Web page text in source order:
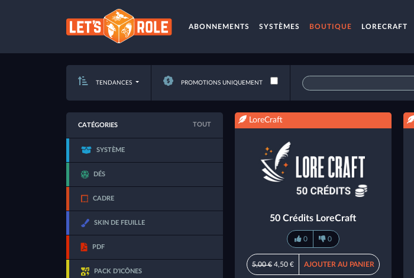
ABONNEMENTS SYSTÈMES BOUTIQUE LORECRAFT
TENDANCES PROMOTIONS UNIQUEMENT
CATÉGORIES TOUT
SYSTÈME
DÉS
CADRE
SKIN DE FEUILLE
PDF
PACK D'ICÔNES
LoreCraft
50 Crédits LoreCraft
0 0
5,00 € 4,50 € AJOUTER AU PANIER